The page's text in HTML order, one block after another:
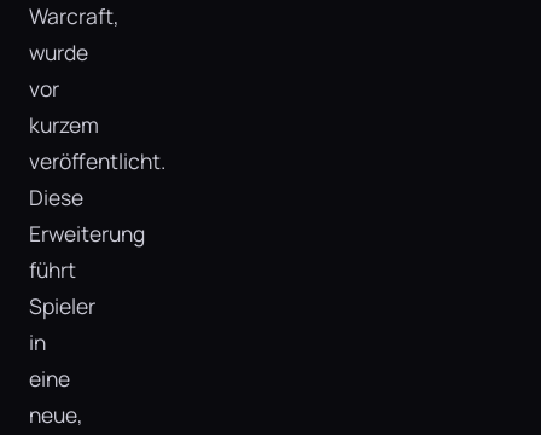
Warcraft,
wurde
vor
kurzem
veröffentlicht.
Diese
Erweiterung
führt
Spieler
in
eine
neue,